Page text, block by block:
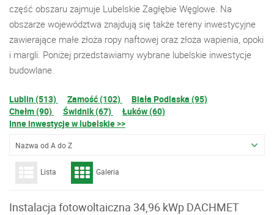
część obszaru zajmuje Lubelskie Zagłębie Węglowe. Na
obszarze województwa znajdują się także tereny inwestycyjne
zawierające małe złoża ropy naftowej oraz złoża wapienia, opoki
i margli. Poniżej przedstawiamy wybrane lubelskie inwestycje
budowlane.
Lublin (513) Zamość (102)
Biała Podlaska (95)
Chełm (90)
Świdnik (67)
Łuków (60)
Inne inwestycje w lubelskie >>
Nazwa od A do Z
Lista Galeria
Instalacja fotowoltaiczna 34,96 kWp DACHMET